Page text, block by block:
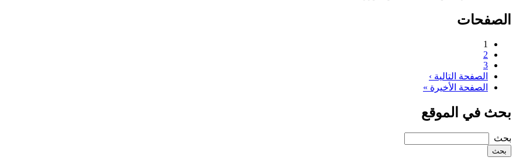
الصفحات
1
2
3
الصفحة التالية ›
الصفحة الأخيرة »
بحث في الموقع
‏بحث ‏